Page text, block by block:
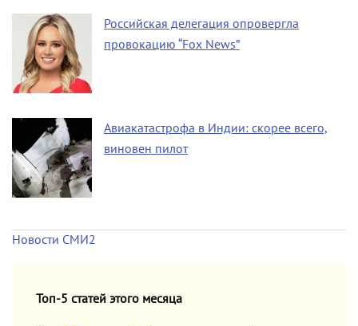
Российская делегация опровергла
провокацию “Fox News”
Авиакатастрофа в Индии: скорее всего,
виновен пилот
Новости СМИ2
Топ-5 статей этого месяца